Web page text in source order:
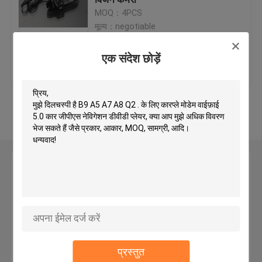
एक संदेश छोड़ें
प्रस्तुत
कार जीपीएस नेविगेशन डीवीडी प्लेयर
android कार डीवीडी प्लेयर
VW के लिए कार डीवीडी प्लेयर
मर्सिडीज बेंज के लिए कार डीवीडी प्लेयर
बीएमडब्ल्यू के लिए डीवीडी जीपीएस नेविगेशन
टोयोटा के लिए डीवीडी जीपीएस नेविगेशन
MOQ：4PCS
मूल्य：negotiable
सबसे अच्छी कीमत
और देखो